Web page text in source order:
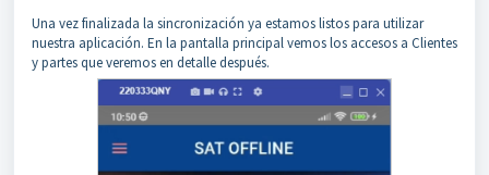
Una vez finalizada la sincronización ya estamos listos para utilizar
nuestra aplicación. En la pantalla principal vemos los accesos a Clientes
y partes que veremos en detalle después.